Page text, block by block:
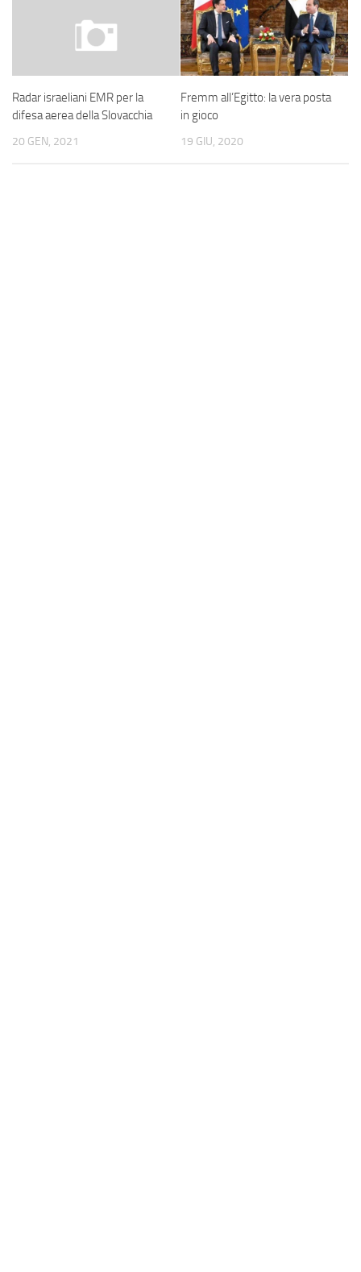
Radar israeliani EMR per la
difesa aerea della Slovacchia
20 GEN, 2021
Fremm all’Egitto: la vera posta
in gioco
19 GIU, 2020